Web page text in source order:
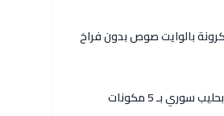
بالوايت صوص بدون فراخ
سوري بـ 5 مكونات